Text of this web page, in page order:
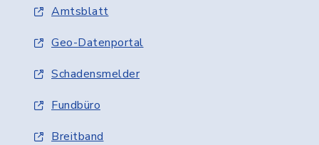
Amtsblatt
Geo-Datenportal
Schadensmelder
Fundbüro
Breitband